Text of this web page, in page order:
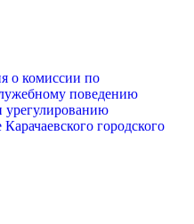
о комиссии по
поведению
городского